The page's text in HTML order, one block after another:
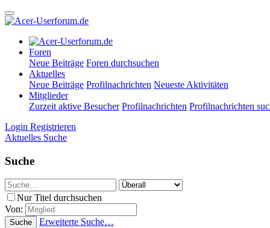
Foren
Neue Beiträge Foren durchsuchen
Aktuelles
Neue Beiträge Profilnachrichten Neueste Aktivitäten
Mitglieder
Zurzeit aktive Besucher Profilnachrichten Profilnachrichten
Login Registrieren
Aktuelles Suche
Suche
Nur Titel durchsuchen
Von:
Suche Erweiterte Suche…